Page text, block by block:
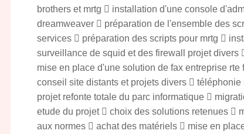
brothers et mrtg  installation d'une console
dreamweaver  préparation de l'ensemble des
services  préparation des scripts pour mrtg 
surveillance de squid et des firewall projet divers
mise en place d'une solution de fax entreprise rte
conseil site distants et projets divers 
projet refonte totale du parc informatique 
etude du projet  choix des solutions retenues 
aux normes  achat des matériels  mise en